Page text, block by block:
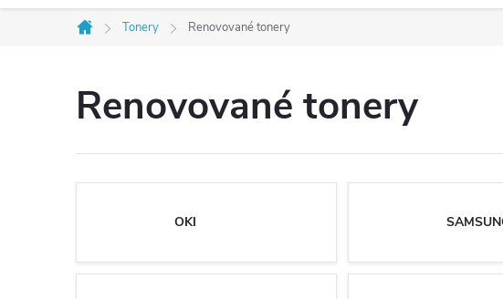
Domov
Tonery Renovované tonery
Renovované tonery
OKI